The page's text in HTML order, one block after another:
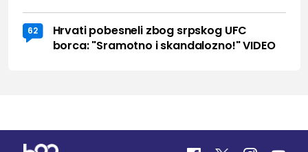
62
Hrvati pobesneli zbog srpskog UFC
borca: "Sramotno i skandalozno!" VIDEO